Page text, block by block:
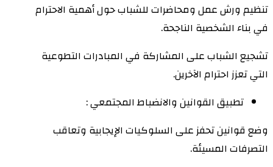
تنظيم ورش عمل ومحاضرات للشباب حول أهمية الاحترام
في بناء الشخصية الناجحة.
تشجيع الشباب على المشاركة في المبادرات التطوعية
التي تعزز احترام الآخرين.
تطبيق القوانين والانضباط المجتمعي :
وضع قوانين تحفز على السلوكيات الإيجابية وتعاقب
التصرفات المسيئة.